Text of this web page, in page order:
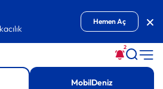
Hemen Aç
2
MobilDeniz